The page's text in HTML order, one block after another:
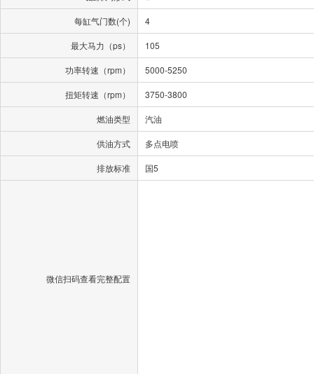
每缸气门数(个) 4
最大马力（ps） 105
功率转速（rpm） 5000-5250
扭矩转速（rpm） 3750-3800
燃油类型 汽油
供油方式 多点电喷
排放标准 国5
微信扫码查看完整配置